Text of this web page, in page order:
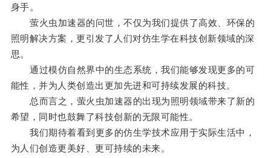
身手。
萤火虫加速器的问世，不仅为我们提供了高效、环保的
照明解决方案，更引发了人们对仿生学在科技创新领域的深
思。
通过模仿自然界中的生态系统，我们能够发现更多的可
能性，并为人类创造出更加先进和可持续发展的科技。
总而言之，萤火虫加速器的出现为照明领域带来了新的
希望，同时也鼓舞了科技创新的无限可能性。
我们期待着看到更多的仿生学技术应用于实际生活中，
为人们创造更美好、更可持续的未来。